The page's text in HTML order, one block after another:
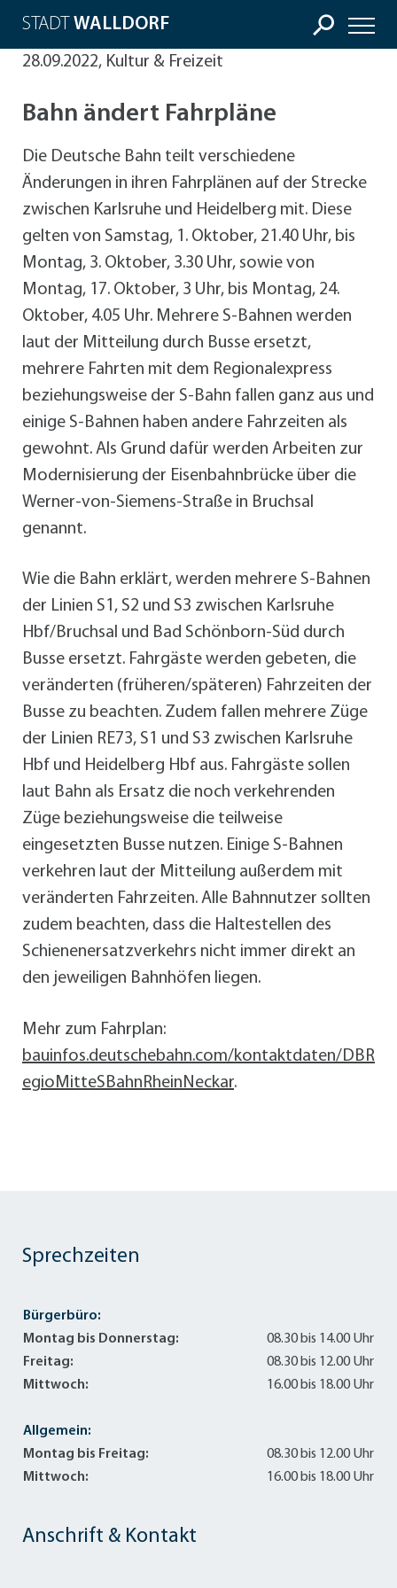
STADT WALLDORF
28.09.2022, Kultur & Freizeit
Bahn ändert Fahrpläne
Die Deutsche Bahn teilt verschiedene
Änderungen in ihren Fahrplänen auf der Strecke
zwischen Karlsruhe und Heidelberg mit. Diese
gelten von Samstag, 1. Oktober, 21.40 Uhr, bis
Montag, 3. Oktober, 3.30 Uhr, sowie von
Montag, 17. Oktober, 3 Uhr, bis Montag, 24.
Oktober, 4.05 Uhr. Mehrere S-Bahnen werden
laut der Mitteilung durch Busse ersetzt,
mehrere Fahrten mit dem Regionalexpress
beziehungsweise der S-Bahn fallen ganz aus und
einige S-Bahnen haben andere Fahrzeiten als
gewohnt. Als Grund dafür werden Arbeiten zur
Modernisierung der Eisenbahnbrücke über die
Werner-von-Siemens-Straße in Bruchsal
genannt.
Wie die Bahn erklärt, werden mehrere S-Bahnen
der Linien S1, S2 und S3 zwischen Karlsruhe
Hbf/Bruchsal und Bad Schönborn-Süd durch
Busse ersetzt. Fahrgäste werden gebeten, die
veränderten (früheren/späteren) Fahrzeiten der
Busse zu beachten. Zudem fallen mehrere Züge
der Linien RE73, S1 und S3 zwischen Karlsruhe
Hbf und Heidelberg Hbf aus. Fahrgäste sollen
laut Bahn als Ersatz die noch verkehrenden
Züge beziehungsweise die teilweise
eingesetzten Busse nutzen. Einige S-Bahnen
verkehren laut der Mitteilung außerdem mit
veränderten Fahrzeiten. Alle Bahnnutzer sollten
zudem beachten, dass die Haltestellen des
Schienenersatzverkehrs nicht immer direkt an
den jeweiligen Bahnhöfen liegen.
Mehr zum Fahrplan:
bauinfos.deutschebahn.com/kontaktdaten/DBR
egioMitteSBahnRheinNeckar.
Anschrift & Kontakt
Sprechzeiten
Bürgerbüro:
Montag bis Donnerstag:
08.30 bis 14.00 Uhr
Freitag:
08.30 bis 12.00 Uhr
Mittwoch:
16.00 bis 18.00 Uhr
Allgemein:
Montag bis Freitag:
08.30 bis 12.00 Uhr
Mittwoch:
16.00 bis 18.00 Uhr